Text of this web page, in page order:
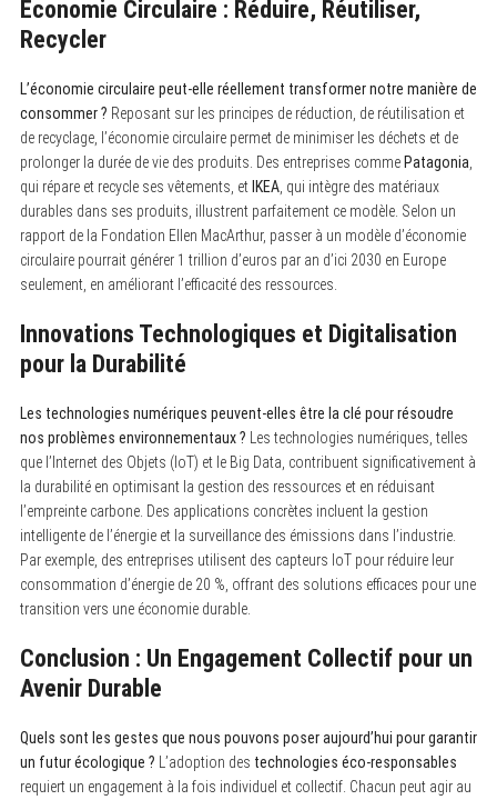
Économie Circulaire : Réduire, Réutiliser,
Recycler
L’économie circulaire peut-elle réellement transformer notre manière de
consommer ? Reposant sur les principes de réduction, de réutilisation et
de recyclage, l’économie circulaire permet de minimiser les déchets et de
prolonger la durée de vie des produits. Des entreprises comme Patagonia
qui répare et recycle ses vêtements, et IKEA, qui intègre des matériaux
durables dans ses produits, illustrent parfaitement ce modèle. Selon un
rapport de la Fondation Ellen MacArthur, passer à un modèle d’économie
circulaire pourrait générer 1 trillion d’euros par an d’ici 2030 en Europe
seulement, en améliorant l’efficacité des ressources.
Innovations Technologiques et Digitalisation
pour la Durabilité
Les technologies numériques peuvent-elles être la clé pour résoudre
nos problèmes environnementaux ? Les technologies numériques, telles
que l’Internet des Objets (IoT) et le Big Data, contribuent significativement à
la durabilité en optimisant la gestion des ressources et en réduisant
l’empreinte carbone. Des applications concrètes incluent la gestion
intelligente de l’énergie et la surveillance des émissions dans l’industrie.
Par exemple, des entreprises utilisent des capteurs IoT pour réduire leur
consommation d’énergie de 20 %, offrant des solutions efficaces pour une
transition vers une économie durable.
Conclusion : Un Engagement Collectif pour un
Avenir Durable
Quels sont les gestes que nous pouvons poser aujourd’hui pour garantir
un futur écologique ? L’adoption des technologies éco-responsables
requiert un engagement à la fois individuel et collectif. Chacun peut agir au